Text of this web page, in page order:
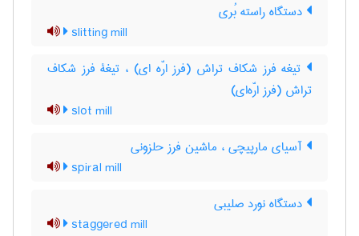
دستگاه راسته بُری
slitting mill
تیغه فرز شکاف تراش (فرز ارّه ای) ، تیغۀ فرز شکاف
تراش (فرز ارّه‌ای)
slot mill
آسیای مارپیچی ، ماشین فرز حلزونی
spiral mill
دستگاه نورد صلیبی
staggered mill